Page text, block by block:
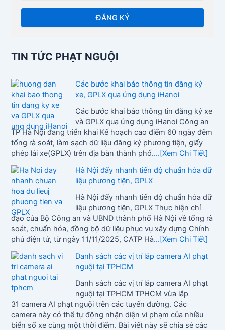
TIN TỨC PHẠT NGUỘI
Các bước khai báo thông tin đăng ký
xe, GPLX qua ứng dụng iHanoi
Các bước khai báo thông tin đăng ký xe
và GPLX qua ứng dụng iHanoi Công an
TP Hà Nội đang triển khai Kế hoạch cao điểm 60 ngày đêm
tổng rà soát, làm sạch dữ liệu đăng ký phương tiện, giấy
phép lái xe(GPLX) trên địa bàn thành phố....[Xem Chi Tiết]
Hà Nội đẩy nhanh tiến độ chuẩn hóa dữ
liệu phương tiện, GPLX
Hà Nội đẩy nhanh tiến độ chuẩn hóa dữ
liệu phương tiện, GPLX Thực hiện chỉ
đạo của Bộ Công an và UBND thành phố Hà Nội về tổng rà
soát, chuẩn hóa, đồng bộ dữ liệu phục vụ xây dựng Chính
phủ điện tử, từ ngày 11/11/2025, CATP Hà...[Xem Chi Tiết]
Danh sách các vị trí lắp camera AI phạt
nguội tại TPHCM
Danh sách các vị trí lắp camera AI phạt
nguội tại TPHCM TPHCM vừa lắp
31 camera AI phạt nguội trên các tuyến đường. Các
camera này có thể tự động nhận diện vi phạm của nhiều
biển số xe cùng một thời điểm. Bài viết này sẽ chia sẻ các